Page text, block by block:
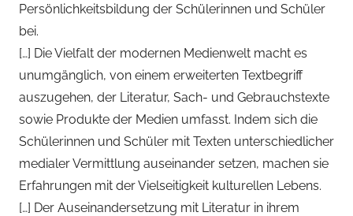
Persönlichkeitsbildung der Schülerinnen und Schüler
bei.
[…] Die Vielfalt der modernen Medienwelt macht es
unumgänglich, von einem erweiterten Textbegriff
auszugehen, der Literatur, Sach- und Gebrauchstexte
sowie Produkte der Medien umfasst. Indem sich die
Schülerinnen und Schüler mit Texten unterschiedlicher
medialer Vermittlung auseinander setzen, machen sie
Erfahrungen mit der Vielseitigkeit kulturellen Lebens.
[…] Der Auseinandersetzung mit Literatur in ihrem